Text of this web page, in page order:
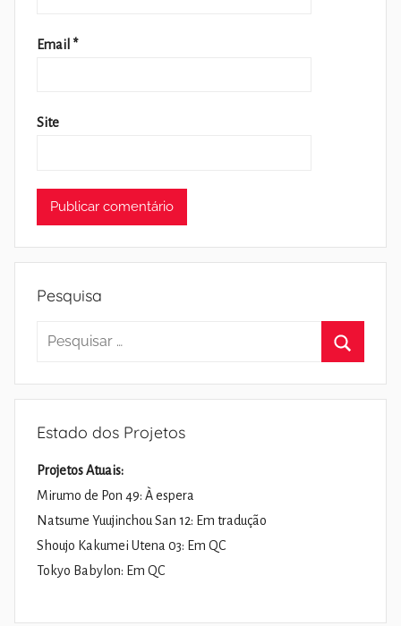
Email *
Site
Pesquisa
Pesquisar
Estado dos Projetos
Projetos Atuais:
Mirumo de Pon 49: À espera
Natsume Yuujinchou San 12: Em tradução
Shoujo Kakumei Utena 03: Em QC
Tokyo Babylon: Em QC